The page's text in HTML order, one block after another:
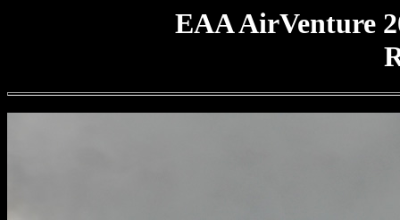
EAA AirVenture